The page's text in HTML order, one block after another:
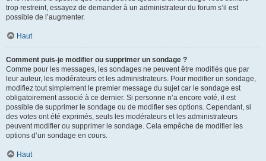
trop restreint, essayez de demander à un administrateur du forum s’il est
possible de l’augmenter.
Haut
Comment puis-je modifier ou supprimer un sondage ?
Comme pour les messages, les sondages ne peuvent être modifiés que par
leur auteur, les modérateurs et les administrateurs. Pour modifier un sondage,
modifiez tout simplement le premier message du sujet car le sondage est
obligatoirement associé à ce dernier. Si personne n’a encore voté, il est
possible de supprimer le sondage ou de modifier ses options. Cependant, si
des votes ont été exprimés, seuls les modérateurs et les administrateurs
peuvent modifier ou supprimer le sondage. Cela empêche de modifier les
options d’un sondage en cours.
Haut